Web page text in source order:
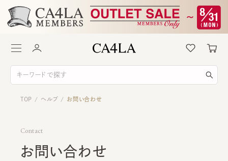
TOP / ヘルプ / お問い合わせ
Contact
お問い合わせ